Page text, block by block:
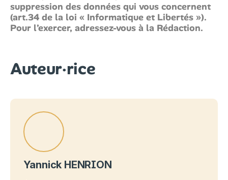
suppression des données qui vous concernent
(art.34 de la loi « Informatique et Libertés »).
Pour l’exercer, adressez-vous à la Rédaction.
Auteur·rice
Yannick HENRION